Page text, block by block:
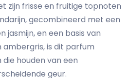
zijn frisse en fruitige topnoten
gecombineerd met een
jasmijn, en een basis van
is dit parfum
houden van een
geur.